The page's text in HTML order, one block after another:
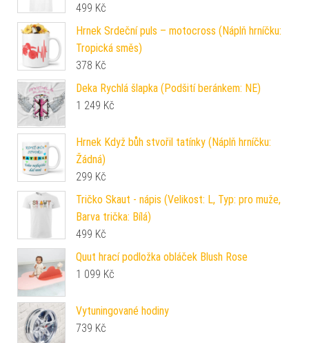
499 Kč
Hrnek Srdeční puls – motocross (Náplň hrníčku:
Tropická směs)
378 Kč
Deka Rychlá šlapka (Podšití beránkem: NE)
1 249 Kč
Hrnek Když bůh stvořil tatínky (Náplň hrníčku:
Žádná)
299 Kč
Tričko Skaut - nápis (Velikost: L, Typ: pro muže,
Barva trička: Bílá)
499 Kč
Quut hrací podložka obláček Blush Rose
1 099 Kč
Vytuningované hodiny
739 Kč